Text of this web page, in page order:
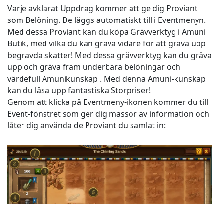
Varje avklarat Uppdrag kommer att ge dig Proviant
som Belöning. De läggs automatiskt till i Eventmenyn.
Med dessa Proviant kan du köpa Grävverktyg i Amuni
Butik, med vilka du kan gräva vidare för att gräva upp
begravda skatter! Med dessa grävverktyg kan du gräva
upp och gräva fram underbara belöningar och
värdefull Amunikunskap . Med denna Amuni-kunskap
kan du låsa upp fantastiska Storpriser!
Genom att klicka på Eventmeny-ikonen kommer du till
Event-fönstret som ger dig massor av information och
låter dig använda de Proviant du samlat in: